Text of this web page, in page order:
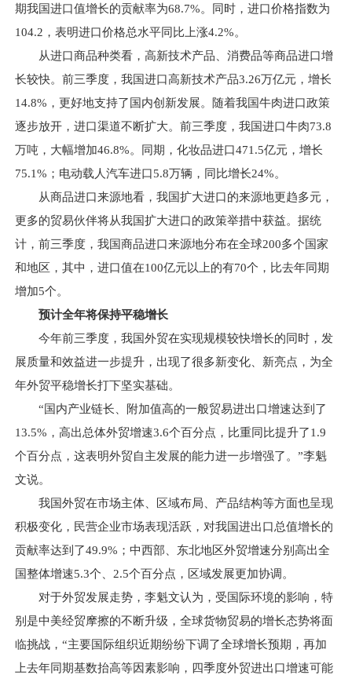
期我国进口值增长的贡献率为68.7%。同时，进口价格指数为
104.2，表明进口价格总水平同比上涨4.2%。
从进口商品种类看，高新技术产品、消费品等商品进口增
长较快。前三季度，我国进口高新技术产品3.26万亿元，增长
14.8%，更好地支持了国内创新发展。随着我国牛肉进口政策
逐步放开，进口渠道不断扩大。前三季度，我国进口牛肉73.8
万吨，大幅增加46.8%。同期，化妆品进口471.5亿元，增长
75.1%；电动载人汽车进口5.8万辆，同比增长24%。
从商品进口来源地看，我国扩大进口的来源地更趋多元，
更多的贸易伙伴将从我国扩大进口的政策举措中获益。据统
计，前三季度，我国商品进口来源地分布在全球200多个国家
和地区，其中，进口值在100亿元以上的有70个，比去年同期
增加5个。
预计全年将保持平稳增长
今年前三季度，我国外贸在实现规模较快增长的同时，发
展质量和效益进一步提升，出现了很多新变化、新亮点，为全
年外贸平稳增长打下坚实基础。
“国内产业链长、附加值高的一般贸易进出口增速达到了
13.5%，高出总体外贸增速3.6个百分点，比重同比提升了1.9
个百分点，这表明外贸自主发展的能力进一步增强了。”李魁
文说。
我国外贸在市场主体、区域布局、产品结构等方面也呈现
积极变化，民营企业市场表现活跃，对我国进出口总值增长的
贡献率达到了49.9%；中西部、东北地区外贸增速分别高出全
国整体增速5.3个、2.5个百分点，区域发展更加协调。
对于外贸发展走势，李魁文认为，受国际环境的影响，特
别是中美经贸摩擦的不断升级，全球货物贸易的增长态势将面
临挑战，“主要国际组织近期纷纷下调了全球增长预期，再加
上去年同期基数抬高等因素影响，四季度外贸进出口增速可能